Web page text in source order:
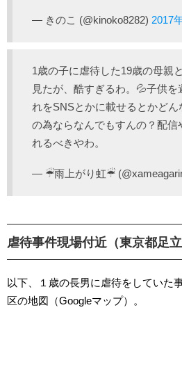
— きのこ (@kinoko8282) 2017
1歳の子に虐待した19歳の母親
見たが、酷すぎるわ。💦子供
れをSNSとかに載せるとかど
の為ならなんでもすんの？配信
れるべきやわ。
— ☔︎雨上がり虹☔︎
虐待事件現場付近（東京都足
以下、１歳の長男に虐待をしていた
区の地図（Googleマップ）。